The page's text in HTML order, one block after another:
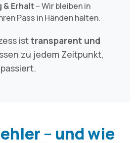
& Erhalt– Wir bleiben in
Pass in Händen halten.
isttransparent und
zu jedem Zeitpunkt,
– und wie